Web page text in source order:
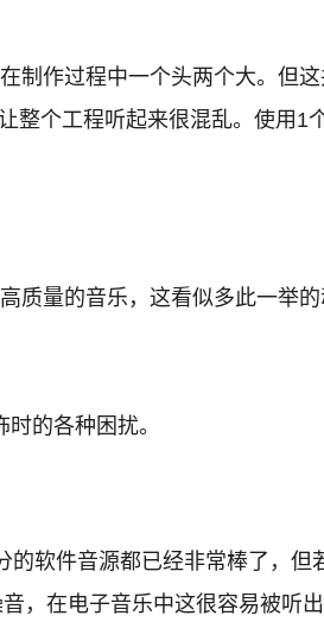
制作过程中一个头两个大。但
整个工程听起来很混乱。使用1
量的音乐，这看似多此一举的
的各种困扰。
软件音源都已经非常棒了，但
，在电子音乐中这很容易被听